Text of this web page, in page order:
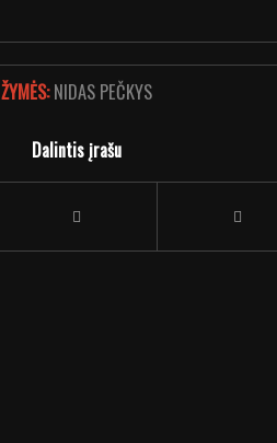
ŽYMĖS: NIDAS PEČKYS
Dalintis įrašu